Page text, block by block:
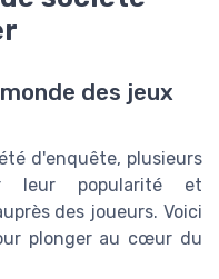
des jeux
d'enquête, plusieurs
leur popularité et
des joueurs. Voici
plonger au cœur du